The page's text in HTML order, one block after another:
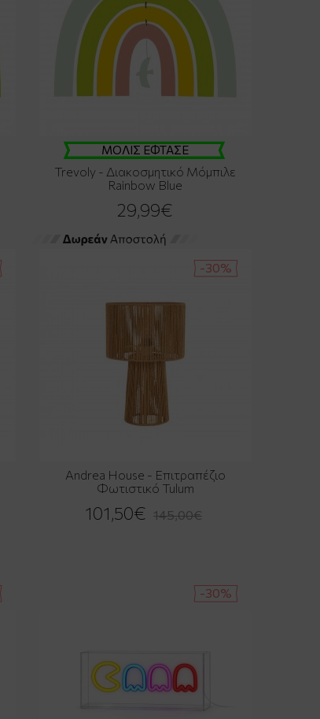
ΜΟΛΙΣ ΕΦΤΑΣΕ
Trevoly - Διακοσμητικό Μόμπιλε
Rainbow Blue
29,99€
-30%
Andrea House - Επιτραπέζιο
Φωτιστικό Tulum
101,50€ 145,00€
-30%